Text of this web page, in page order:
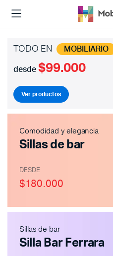
TODO EN MOBILIARIO
desde $99.000
Ver productos
Comodidad y elegancia
Sillas de bar
DESDE
$180.000
Sillas de bar
Silla Bar Ferrara